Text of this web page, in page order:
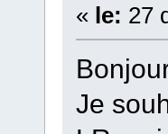
« le: 27
Je